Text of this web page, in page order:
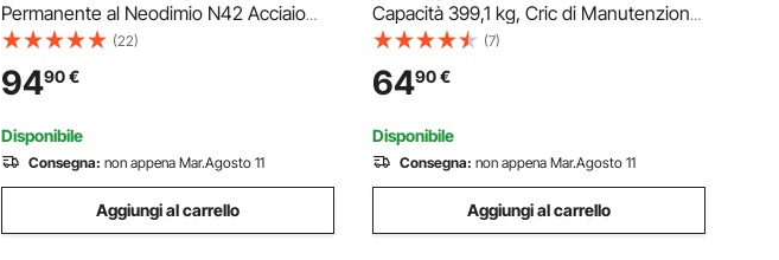
Permanente al Neodimio N42 Acciaio
Portata Massima da 300kg Dimensioni
Base 156x91x98 mm, Sollevatore a
Magneti Permanenti Fattore di Sicurezza
2,5 Forza di Trazione 750 kg
(22)
9490€
Disponibile
Consegna: non appena Mar.Agosto 11
Aggiungi al carrello
Capacità 399,1 kg, Cric di Manutenzione
Telescopico con Manovella e Maniglia
per Elettroutensili, Sollevatore
Pieghevole per Trattorini da Giardino e
Tosaerba Nero
(7)
6490€
Disponibile
Consegna: non appena Mar.Agosto 11
Aggiungi al carrello